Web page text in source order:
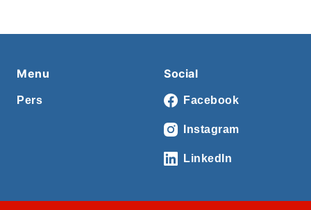
Menu
Pers
Social
Facebook
Instagram
LinkedIn